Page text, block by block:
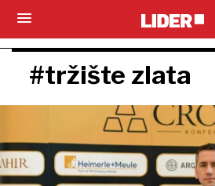
#tržište zlata